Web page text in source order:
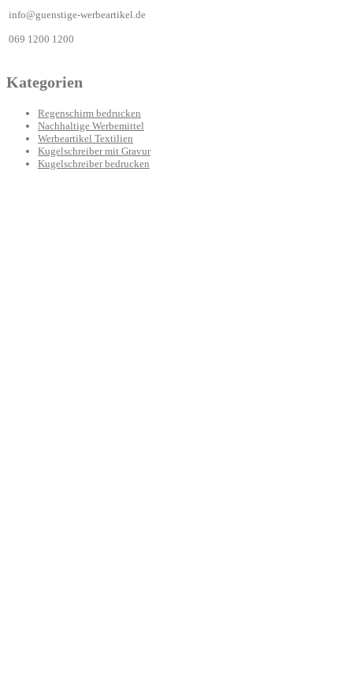
info@guenstige-werbeartikel.de
069 1200 1200
Kategorien
Regenschirm bedrucken
Nachhaltige Werbemittel
Werbeartikel Textilien
Kugelschreiber mit Gravur
Kugelschreiber bedrucken